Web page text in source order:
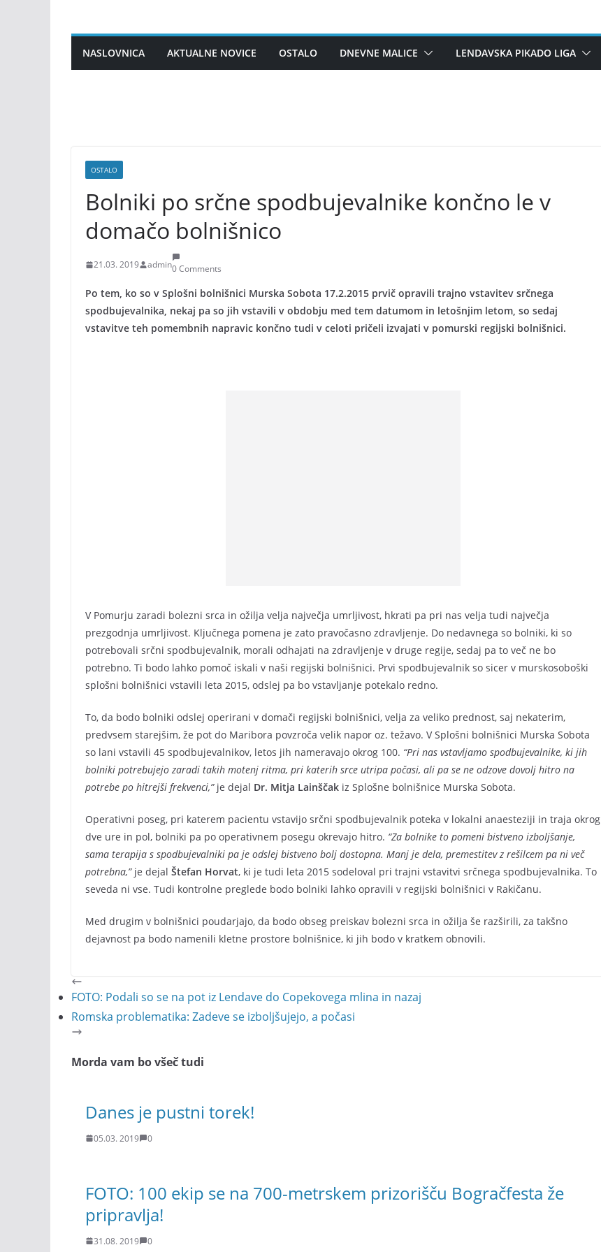
contentNASLOVNICA AKTUALNE NOVICE OSTALO DNEVNE MALICE LENDAVSKA PIKADO LIGA
OSTALO
Bolniki po srčne spodbujevalnike končno le v
domačo bolnišnico
21.03. 2019 admin0 Comments
Po tem, ko so v Splošni bolnišnici Murska Sobota 17.2.2015 prvič opravili trajno vstavitev srčnega
spodbujevalnika, nekaj pa so jih vstavili v obdobju med tem datumom in letošnjim letom, so sedaj
vstavitve teh pomembnih napravic končno tudi v celoti pričeli izvajati v pomurski regijski bolnišnici.
V Pomurju zaradi bolezni srca in ožilja velja največja umrljivost, hkrati pa pri nas velja tudi največja
prezgodnja umrljivost. Ključnega pomena je zato pravočasno zdravljenje. Do nedavnega so bolniki, ki so
potrebovali srčni spodbujevalnik, morali odhajati na zdravljenje v druge regije, sedaj pa to več ne bo
potrebno. Ti bodo lahko pomoč iskali v naši regijski bolnišnici. Prvi spodbujevalnik so sicer v murskosoboški
splošni bolnišnici vstavili leta 2015, odslej pa bo vstavljanje potekalo redno.
To, da bodo bolniki odslej operirani v domači regijski bolnišnici, velja za veliko prednost, saj nekaterim,
predvsem starejšim, že pot do Maribora povzroča velik napor oz. težavo. V Splošni bolnišnici Murska Sobota
so lani vstavili 45 spodbujevalnikov, letos jih nameravajo okrog 100. “Pri nas vstavljamo spodbujevalnike, ki jih
bolniki potrebujejo zaradi takih motenj ritma, pri katerih srce utripa počasi, ali pa se ne odzove dovolj hitro na
potrebe po hitrejši frekvenci,”je dejal Dr. Mitja Lainščak iz Splošne bolnišnice Murska Sobota.
Operativni poseg, pri katerem pacientu vstavijo srčni spodbujevalnik poteka v lokalni anaesteziji in traja okrog
dve ure in pol, bolniki pa po operativnem posegu okrevajo hitro. “Za bolnike to pomeni bistveno izboljšanje,
sama terapija s spodbujevalniki pa je odslej bistveno bolj dostopna. Manj je dela, premestitev z rešilcem pa ni več
potrebna,”je dejal Štefan Horvat, ki je tudi leta 2015 sodeloval pri trajni vstavitvi srčnega spodbujevalnika. To
seveda ni vse. Tudi kontrolne preglede bodo bolniki lahko opravili v regijski bolnišnici v Rakičanu.
Med drugim v bolnišnici poudarjajo, da bodo obseg preiskav bolezni srca in ožilja še razširili, za takšno
dejavnost pa bodo namenili kletne prostore bolnišnice, ki jih bodo v kratkem obnovili.
FOTO: Podali so se na pot iz Lendave do Copekovega mlina in nazaj
Romska problematika: Zadeve se izboljšujejo, a počasi
Morda vam bo všeč tudi
Danes je pustni torek!
05.03. 2019 0
FOTO: 100 ekip se na 700-metrskem prizorišču Bogračfesta že
pripravlja!
31.08. 2019 0